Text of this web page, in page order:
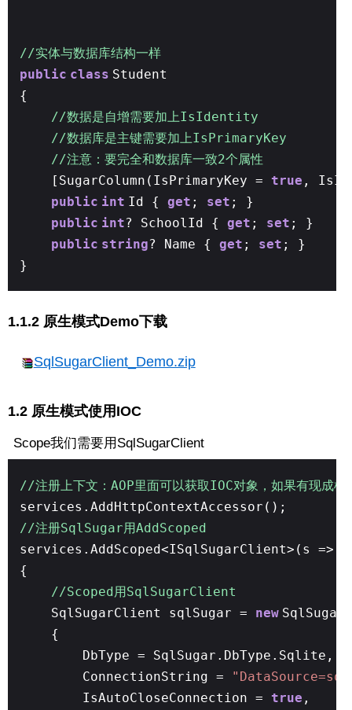
//实体与数据库结构一样
public class Student
{
//数据是自增需要加上IsIdentity
//数据库是主键需要加上IsPrimaryKey
//注意：要完全和数据库一致2个属性
[SugarColumn(IsPrimaryKey = true ,
public int Id { get ; set ; }
public int? SchoolId { get ; set ; }
public string? Name { get ; set ; }
}
1.1.2 原生模式Demo下载
SqlSugarClient_Demo.zip
1.2 原生模式使用IOC
Scope我们需要用SqlSugarClient
//注册上下文：AOP里面可以获取IOC对象，如果有现成
services.AddHttpContextAccessor();
//注册SqlSugar用AddScoped
services.AddScoped<ISqlSugarClient>(s =>
{
//Scoped用SqlSugarClient
SqlSugarClient sqlSugar = new
{
DbType = SqlSugar.DbType.Sqlite,
ConnectionString =
IsAutoCloseConnection = true ,